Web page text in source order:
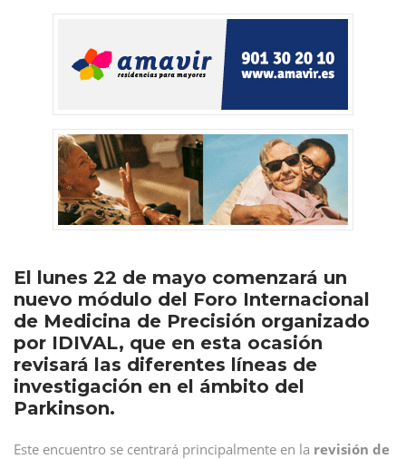
El lunes 22 de mayo comenzará un
nuevo módulo del Foro Internacional
de Medicina de Precisión organizado
por IDIVAL, que en esta ocasión
revisará las diferentes líneas de
investigación en el ámbito del
Parkinson.
Este encuentro se centrará principalmente en la revisión de